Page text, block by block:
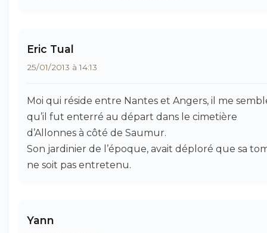
Eric Tual
25/01/2013 à 14:13
Moi qui réside entre Nantes et Angers, il me
qu’il fut enterré au départ dans le cimetière
d’Allonnes à côté de Saumur.
Son jardinier de l’époque, avait déploré que sa
ne soit pas entretenu.
Yann